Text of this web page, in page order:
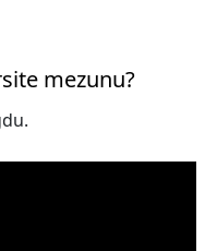
mezunu?